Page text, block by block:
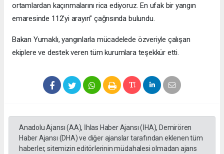
ortamlardan kaçınmalarını rica ediyoruz. En ufak bir yangın
emaresinde 112’yi arayın” çağrısında bulundu.
Bakan Yumaklı, yangınlarla mücadelede özveriyle çalışan
ekiplere ve destek veren tüm kurumlara teşekkür etti.
Anadolu Ajansı (AA), İhlas Haber Ajansı (İHA), Demirören
Haber Ajansı (DHA) ve diğer ajanslar tarafından eklenen tüm
haberler, sitemizin editörlerinin müdahalesi olmadan ajans